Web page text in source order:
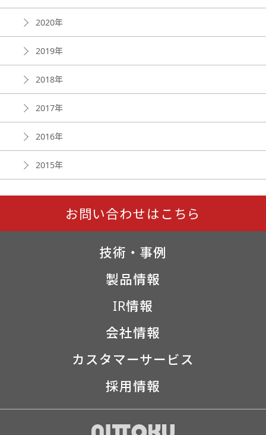
2020年
2019年
2018年
2017年
2016年
2015年
お問い合わせはこちら
技術・事例
製品情報
IR情報
会社情報
カスタマーサービス
採用情報